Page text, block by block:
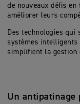
de nouveaux défis en
améliorer leurs
Des technologies qui
systèmes intelligents
simplifient la gestion
Un antipatinage